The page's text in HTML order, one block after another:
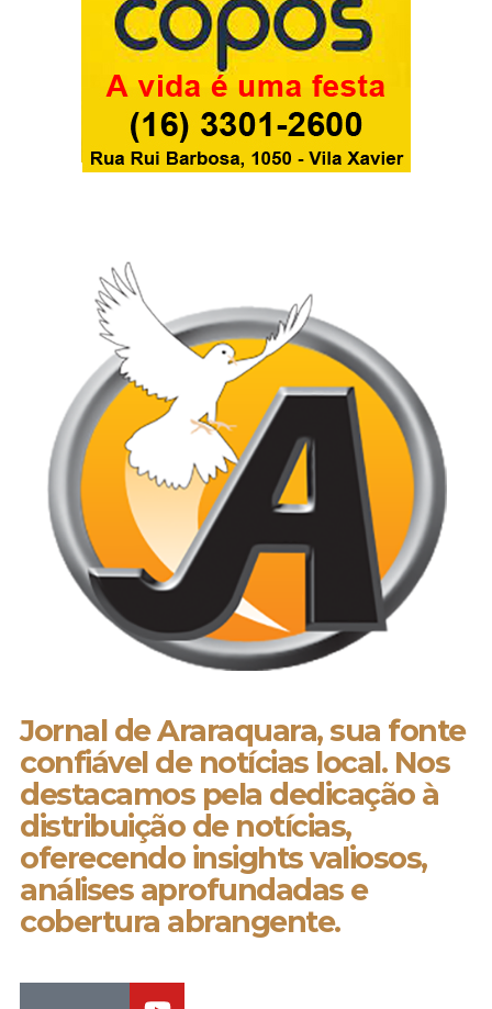
Jornal de Araraquara, sua fonte
confiável de notícias local. Nos
destacamos pela dedicação à
distribuição de notícias,
oferecendo insights valiosos,
análises aprofundadas e
cobertura abrangente.